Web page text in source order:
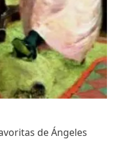
de Ángeles